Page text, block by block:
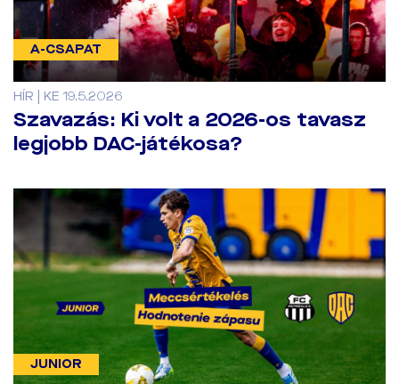
A-CSAPAT
HÍR | KE 19.5.2026
Szavazás: Ki volt a 2026-os tavasz
legjobb DAC-játékosa?
JUNIOR